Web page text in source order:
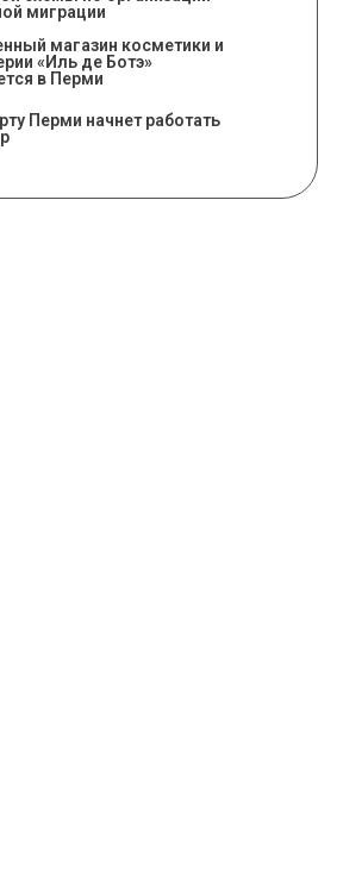
миграции
магазин косметики и
«Иль де Ботэ»
в Перми
Перми начнет работать